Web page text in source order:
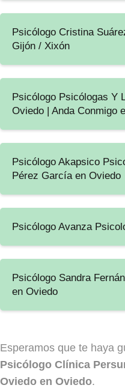
Psicólogo Cristina
Gijón / Xixón
Psicólogo Psicólogas Y
Oviedo | Anda Conmigo
Psicólogo Akapsico
Pérez García en Oviedo
Psicólogo Avanza
Psicólogo Sandra
en Oviedo
Esperamos que te haya
Psicólogo Clínica
Oviedo en Oviedo.